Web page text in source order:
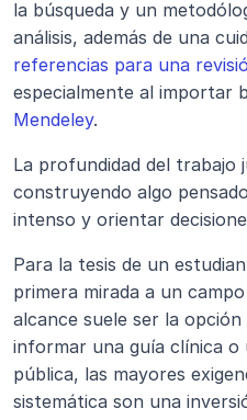
la búsqueda y un
análisis, además de una
referencias para una
especialmente al importar
Mendeley.
La profundidad del trabajo
construyendo algo
intenso y orientar
Para la tesis de un
primera mirada a un
alcance suele ser la
informar una guía clínica
pública, las mayores
sistemática son una